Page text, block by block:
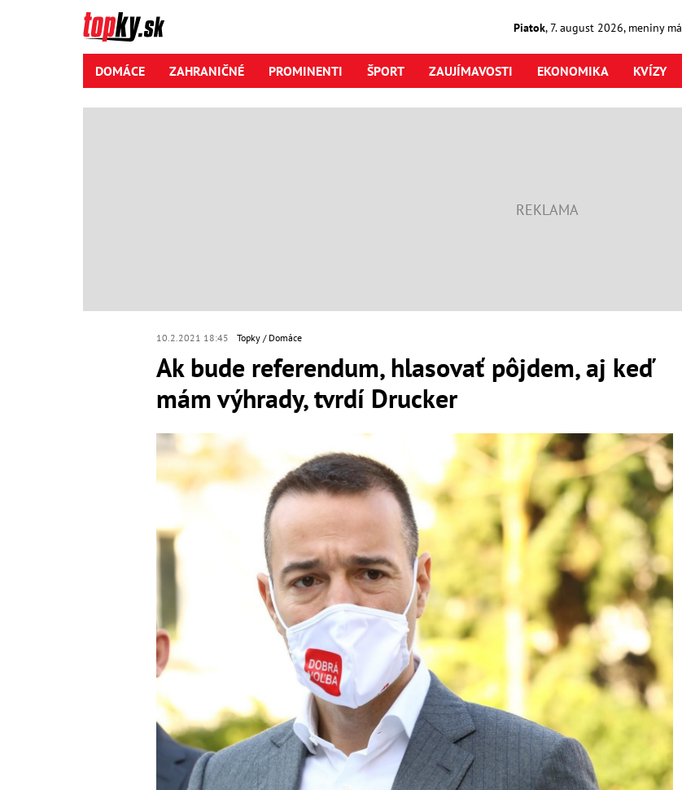
Piatok,7. august2026, meniny má
DOMÁCE ZAHRANIČNÉ PROMINENTI ŠPORT ZAUJÍMAVOSTI EKONOMIKA KVÍZY
10.2.2021 18:45 Topky Domáce
Ak bude referendum, hlasovať pôjdem, aj keď
mám výhrady, tvrdí Drucker